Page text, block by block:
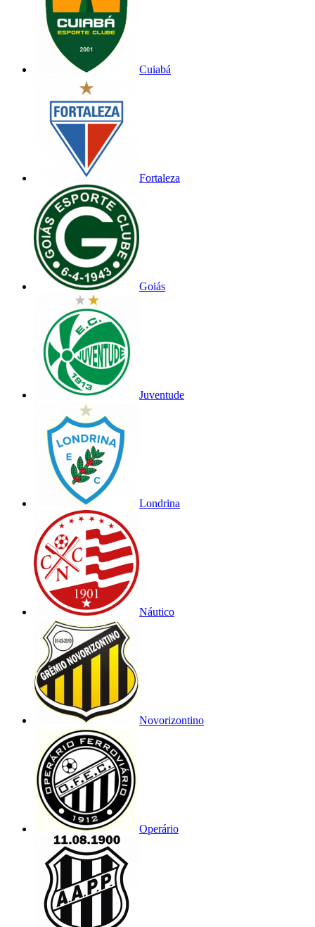
Cuiabá
Fortaleza
Goiás
Juventude
Londrina
Náutico
Novorizontino
Operário